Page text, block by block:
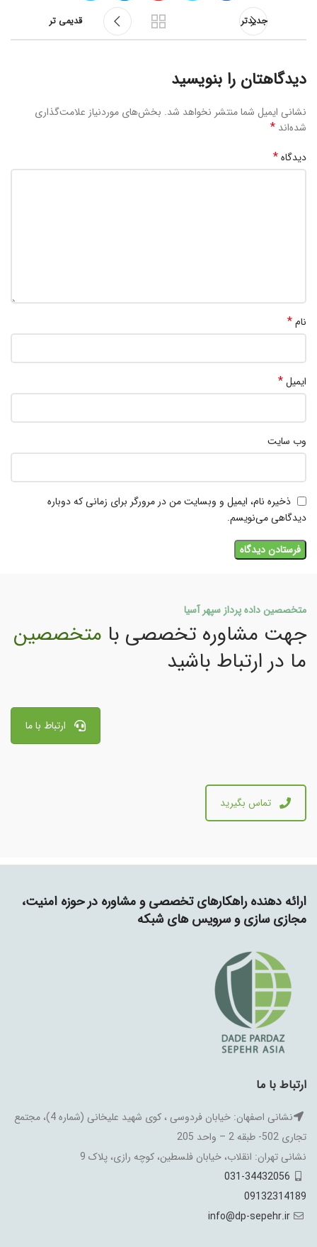
جدیدتر قدیمی تر
دیدگاهتان را بنویسید
نشانی ایمیل شما منتشر نخواهد شد. بخش‌های موردنیاز علامت‌گذاری
شده‌اند *
دیدگاه*
نام*
ایمیل*
وب‌ سایت
ذخیره نام، ایمیل و وبسایت من در مرورگر برای زمانی که دوباره
دیدگاهی می‌نویسم.
متخصصین داده پرداز سپهر آسیا
جهت مشاوره تخصصی با متخصصین
ما در ارتباط باشید
ارتباط با ما
تماس بگیرید
ارائه دهنده راهکارهای تخصصی و مشاوره در حوزه امنیت،
مجازی سازی و سرویس های شبکه
ارتباط با ما
نشانی اصفهان: خیابان فردوسی ، کوی شهید علیخانی (شماره 4)، مجتمع
تجاری 502- طبقه 2 – واحد 205
نشانی تهران: انقلاب، خیابان فلسطین، کوچه رازی، پلاک 9
031-34432056
09132314189
info@dp-sepehr.ir